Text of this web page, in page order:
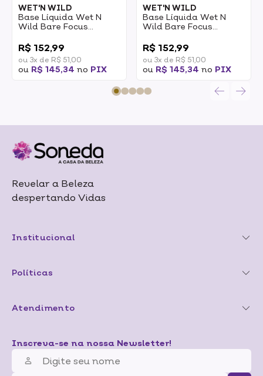
WET'N WILD
Base Líquida Wet N
Wild Bare Focus
Buff 32ml
R$ 152,99
ou 3x de R$ 51,00
ou R$ 145,34 no PIX
WET'N WILD
Base Líquida Wet N
Wild Bare Focus
Buff Chestnut 32ml
R$ 152,99
ou 3x de R$ 51,00
ou R$ 145,34 no PIX
Revelar a Beleza
despertando Vidas
Institucional
Políticas
Atendimento
Inscreva-se na nossa Newsletter!